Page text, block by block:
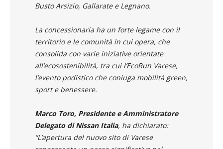
Busto Arsizio, Gallarate e Legnano.
La concessionaria ha un forte legame con il
territorio e le comunità in cui opera, che
consolida con varie iniziative orientate
all’ecosostenibilità, tra cui l’EcoRun Varese,
l’evento podistico che coniuga mobilità green,
sport e benessere.
Marco Toro, Presidente e Amministratore
Delegato di Nissan Italia, ha dichiarato:
“L’apertura del nuovo sito di Varese